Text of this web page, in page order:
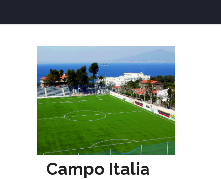
Campo Italia